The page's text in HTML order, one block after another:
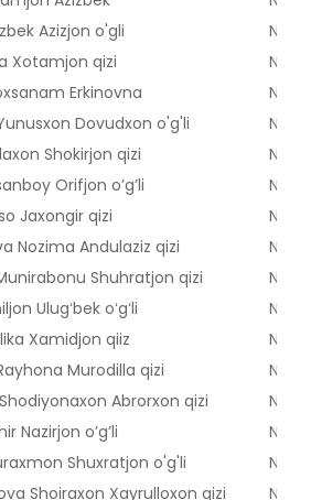
Azizjon o'gli
Xotamjon qizi
Erkinovna
Dovudxon o'g'li
Shokirjon qizi
Orifjon o’g’li
Jaxongir qizi
Nozima Andulaziz qizi
Shuhratjon qizi
Ulugʻbek oʻgʻli
Xamidjon qiiz
Murodilla qizi
Abrorxon qizi
Nazirjon o’g’li
Shuxratjon o'g'li
Shoiraxon Xayrulloxon qizi